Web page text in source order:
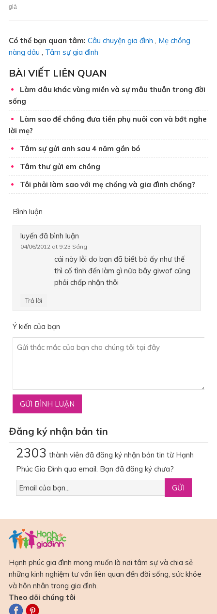
giá
Có thể bạn quan tâm: Câu chuyện gia đình , Mẹ chồng
nàng dâu , Tâm sự gia đình
BÀI VIẾT LIÊN QUAN
Làm dâu khác vùng miền và sự mâu thuẫn trong đời
sống
Làm sao để chồng đưa tiền phụ nuôi con và bớt nghe
lời mẹ?
Tâm sự gửi anh sau 4 năm gắn bó
Tâm thư gửi em chồng
Tôi phải làm sao với mẹ chồng và gia đình chồng?
Bình luận
luyến đã bình luận
04/06/2012 at 9:23 Sáng
cái này lỗi do bạn đã biết bà ấy như thế
thì cố tình đến làm gì nữa bây giwof cũng
phải chấp nhận thôi
Trả lời
Ý kiến của bạn
Đăng ký nhận bản tin
2303 thành viên đã đăng ký nhận bản tin từ Hạnh
Phúc Gia Đình qua email. Bạn đã đăng ký chưa?
Hạnh phúc gia đình mong muốn là nơi tâm sự và chia sẻ
những kinh nghiệm tư vấn liên quan đến đời sống, sức khỏe
và hôn nhân trong gia đình.
Theo dõi chúng tôi